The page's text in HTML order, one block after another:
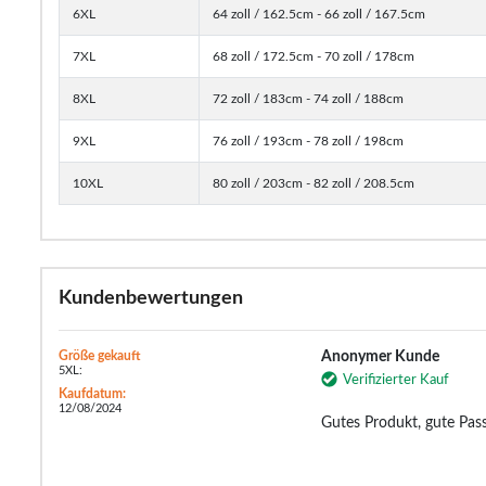
6XL 64 zoll / 162.5cm - 66 zoll / 167.5cm
7XL 68 zoll / 172.5cm - 70 zoll / 178cm
8XL 72 zoll / 183cm - 74 zoll / 188cm
9XL 76 zoll / 193cm - 78 zoll / 198cm
10XL 80 zoll / 203cm - 82 zoll / 208.5cm
Kundenbewertungen
Größe gekauft
5XL:
Kaufdatum:
12/08/2024
Anonymer Kunde
Verifizierter Kauf
Gutes Produkt, gute